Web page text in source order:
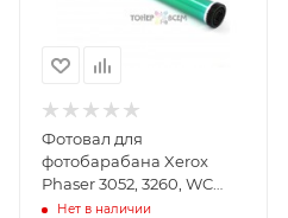
Фотовал для
фотобарабана Xerox
Phaser 3052, 3260, WC
3215, 3225 (DV Inc.) - OPC-
Нет в наличии